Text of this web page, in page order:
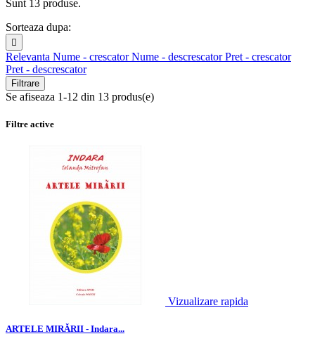
Sunt 13 produse.
Sorteaza dupa:

Relevanta Nume - crescatorNume - descrescatorPret - crescator
Pret - descrescator
Filtrare
Se afiseaza 1-12 din 13 produs(e)
Filtre active
Vizualizare rapida
ARTELE MIRĂRII - Indara...